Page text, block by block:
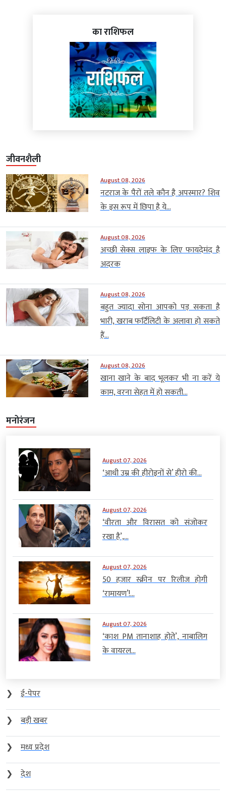
का राशिफल
जीवनशैली
August 08, 2026
नटराज के पैरों तले कौन है अपस्मार? शिव
के इस रूप में छिपा है ये...
August 08, 2026
अच्छी सेक्स लाइफ के लिए फायदेमंद है
अदरक
August 08, 2026
बहुत ज्यादा सोना आपको पड़ सकता है
भारी, खराब फर्टिलिटी के अलावा हो सकते
हैं...
August 08, 2026
खाना खाने के बाद भूलकर भी ना करें ये
काम, वरना सेहत में हो सकती...
मनोरंजन
August 07, 2026
‘आधी उम्र की हीरोइनों से’ हीरो की...
August 07, 2026
‘वीरता और विरासत को संजोकर
रखा है’,...
August 07, 2026
50 हजार स्क्रीन पर रिलीज होगी
‘रामायण’!...
August 07, 2026
‘काश PM तानाशाह होते’, नाबालिग
के वायरल...
❯
ई-पेपर
❯
बड़ी खबर
❯
मध्य प्रदेश
❯
देश